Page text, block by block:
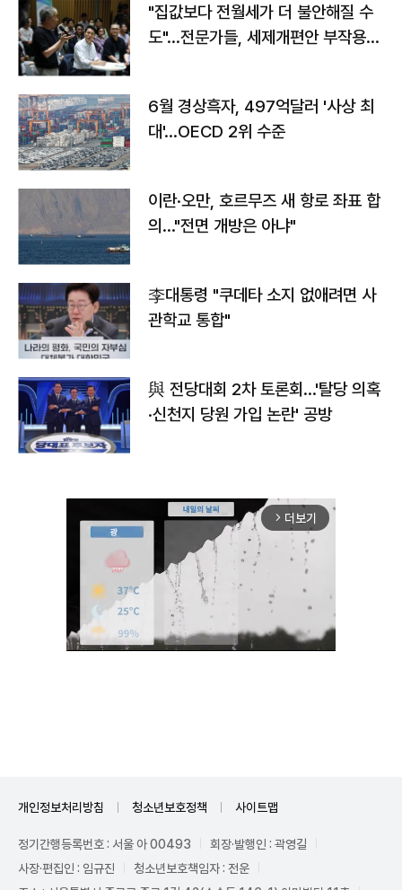
"집값보다 전월세가 더 불안해질 수
도"…전문가들, 세제개편안 부작용
6월 경상흑자, 497억달러 '사상 최
대'…OECD 2위 수준
이란·오만, 호르무즈 새 항로 좌표 합
의…"전면 개방은 아냐"
李대통령 "쿠데타 소지 없애려면 사
관학교 통합"
與 전당대회 2차 토론회…'탈당 의혹
·신천지 당원 가입 논란' 공방
arrow_forward_ios 더보기
개인정보처리방침 청소년보호정책 사이트맵
정기간행등록번호 : 서울 아 00493
회장·발행인 : 곽영길
사장·편집인 : 임규진
청소년보호책임자 : 전운